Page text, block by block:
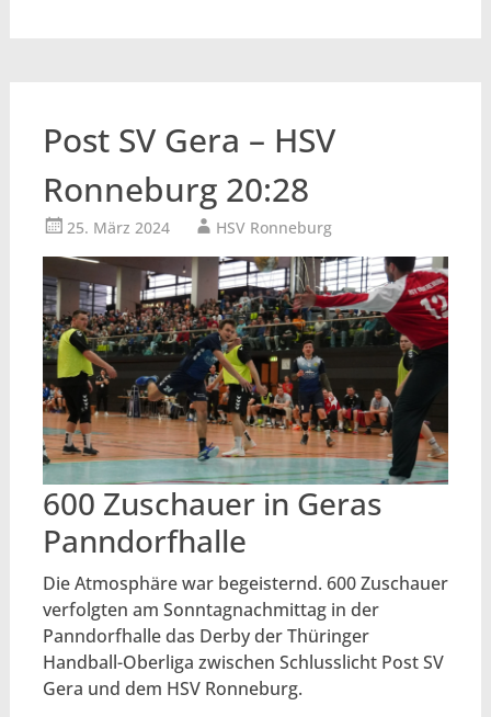
Post SV Gera – HSV
Ronneburg 20:28
25. März 2024 HSV Ronneburg
600 Zuschauer in Geras
Panndorfhalle
Die Atmosphäre war begeisternd. 600 Zuschauer
verfolgten am Sonntagnachmittag in der
Panndorfhalle das Derby der Thüringer
Handball-Oberliga zwischen Schlusslicht Post SV
Gera und dem HSV Ronneburg.